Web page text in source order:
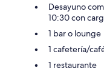
Desayuno
10:30 con
1 bar o lounge
1 cafetería/
1 restaurante